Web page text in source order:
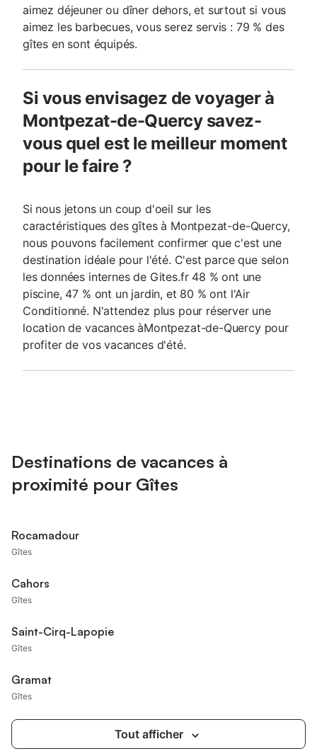
aimez déjeuner ou dîner dehors, et surtout si vous
aimez les barbecues, vous serez servis : 79 % des
gîtes en sont équipés.
Si vous envisagez de voyager à
Montpezat-de-Quercy savez-
vous quel est le meilleur moment
pour le faire ?
Si nous jetons un coup d'oeil sur les
caractéristiques des gîtes à Montpezat-de-Quercy,
nous pouvons facilement confirmer que c'est une
destination idéale pour l'été. C'est parce que selon
les données internes de Gites.fr 48 % ont une
piscine, 47 % ont un jardin, et 80 % ont l'Air
Conditionné. N'attendez plus pour réserver une
location de vacances àMontpezat-de-Quercy pour
profiter de vos vacances d'été.
Destinations de vacances à
proximité pour Gîtes
Rocamadour
Gîtes
Cahors
Gîtes
Saint-Cirq-Lapopie
Gîtes
Gramat
Gîtes
Tout afficher